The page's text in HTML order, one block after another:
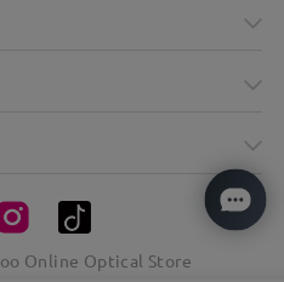
Online Optical Store